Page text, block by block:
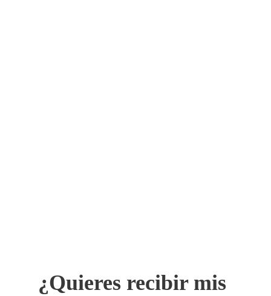
¿Quieres recibir mis